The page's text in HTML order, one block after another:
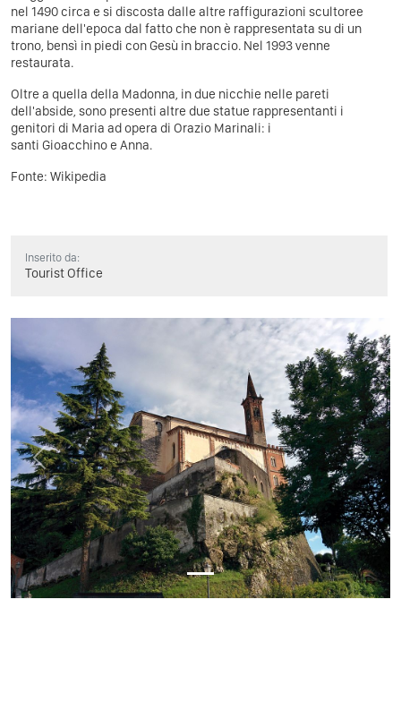
nel 1490 circa e si discosta dalle altre raffigurazioni scultoree
mariane dell'epoca dal fatto che non è rappresentata su di un
trono, bensì in piedi con Gesù in braccio. Nel 1993 venne
restaurata.
Oltre a quella della Madonna, in due nicchie nelle pareti
dell'abside, sono presenti altre due statue rappresentanti i
genitori di Maria ad opera di Orazio Marinali: i
santi Gioacchino e Anna.
Fonte: Wikipedia
Inserito da:
Tourist Office
Previous Next